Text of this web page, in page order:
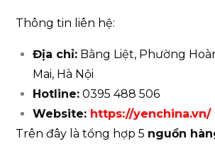
Thông tin liên hệ:
Địa chỉ: Bằng Liệt, Phường
Mai, Hà Nội
Hotline: 0395 488 506
Website: https://yenchina.vn/
Trên đây là tổng hợp 5 nguồn